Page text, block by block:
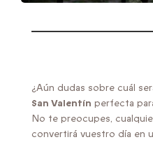
¿Aún dudas sobre cuál
San Valentín perfecta
No te preocupes,
convertirá vuestro día en